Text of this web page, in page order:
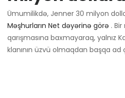
Ümumilikdə, Jenner 30 milyon
Məşhurların Net dəyərinə görə .
qarışmasına baxmayaraq, yalnız
klanının üzvü olmaqdan başqa ad